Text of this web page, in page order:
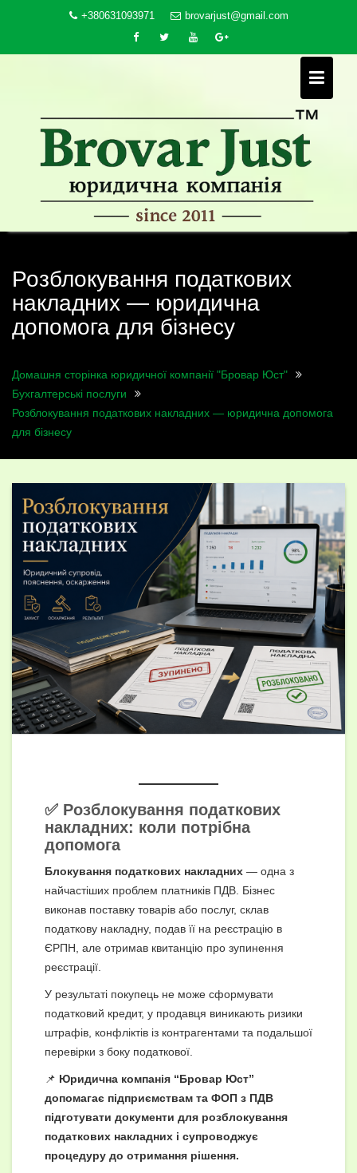
+380631093971 brovarjust@gmail.com
Розблокування податкових
накладних — юридична
допомога для бізнесу
Домашня сторінка юридичної компанії "Бровар Юст"
Бухгалтерські послуги
Розблокування податкових накладних — юридична допомога
для бізнесу
✅ Розблокування податкових
накладних: коли потрібна
допомога
Блокування податкових накладних — одна з
найчастіших проблем платників ПДВ. Бізнес
виконав поставку товарів або послуг, склав
податкову накладну, подав її на реєстрацію в
ЄРПН, але отримав квитанцію про зупинення
реєстрації.
У результаті покупець не може сформувати
податковий кредит, у продавця виникають ризики
штрафів, конфліктів із контрагентами та подальшої
перевірки з боку податкової.
📌 Юридична компанія “Бровар Юст”
допомагає підприємствам та ФОП з ПДВ
підготувати документи для розблокування
податкових накладних і супроводжує
процедуру до отримання рішення.